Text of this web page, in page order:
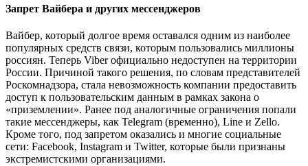
Запрет Вайбера и других мессенджеров
Вайбер, который долгое время оставался одним из наиболее
популярных средств связи, которым пользовались миллионы
россиян. Теперь Viber официально недоступен на территории
России. Причиной такого решения, по словам представителей
Роскомнадзора, стала невозможность компании предоставить
доступ к пользовательским данным в рамках закона о
«приземлении». Ранее под аналогичные ограничения попали
такие мессенджеры, как Telegram (временно), Line и Zello.
Кроме того, под запретом оказались и многие социальные
сети: Facebook, Instagram и Twitter, которые были признаны
экстремистскими организациями.